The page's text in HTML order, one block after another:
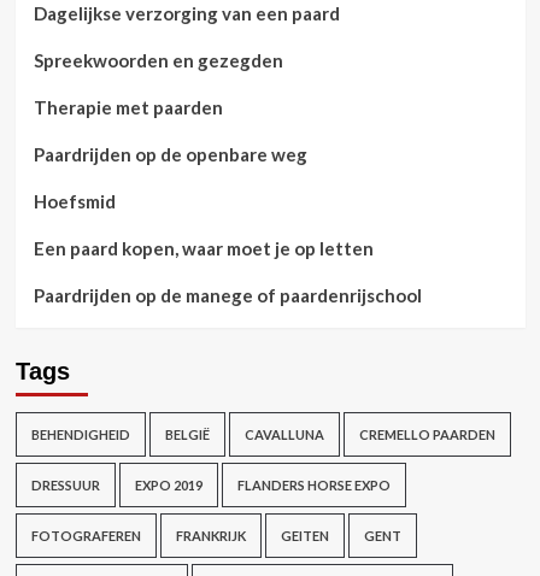
Dagelijkse verzorging van een paard
Spreekwoorden en gezegden
Therapie met paarden
Paardrijden op de openbare weg
Hoefsmid
Een paard kopen, waar moet je op letten
Paardrijden op de manege of paardenrijschool
Tags
BEHENDIGHEID BELGIË CAVALLUNA CREMELLO PAARDEN
DRESSUUR EXPO 2019 FLANDERS HORSE EXPO
FOTOGRAFEREN FRANKRIJK GEITEN GENT